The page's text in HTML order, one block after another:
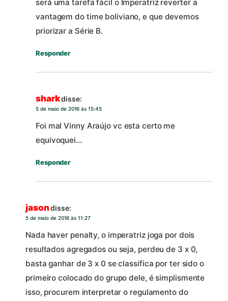
será uma tarefa fácil o Imperatriz reverter a
vantagem do time boliviano, e que devemos
priorizar a Série B.
Responder
sharkdisse:
5 de maio de 2016 às 15:45
Foi mal Vinny Araújo vc esta certo me
equivoquei…
Responder
jasondisse:
5 de maio de 2016 às 11:27
Nada haver penalty, o imperatriz joga por dois
resultados agregados ou seja, perdeu de 3 x 0,
basta ganhar de 3 x 0 se classifica por ter sido o
primeiro colocado do grupo dele, é simplismente
isso, procurem interpretar o regulamento do